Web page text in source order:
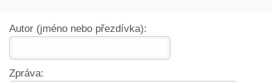
Autor (jméno nebo přezdívka):
Zpráva: